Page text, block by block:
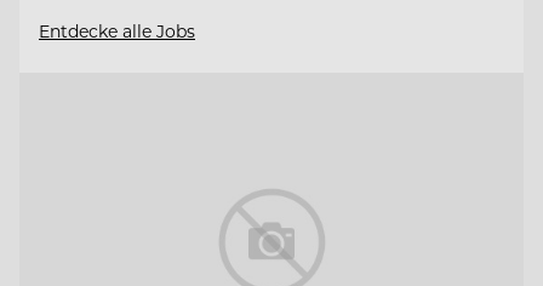
Entdecke alle Jobs